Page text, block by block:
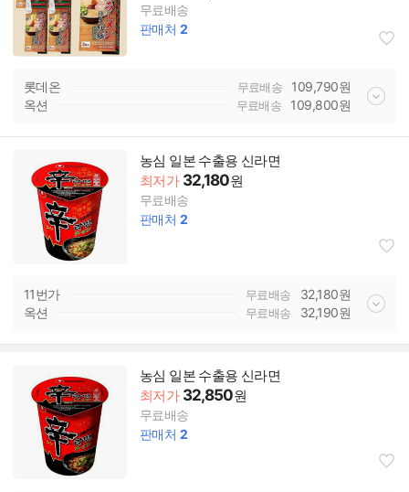
무료배송
판매처 2
롯데온 무료배송 109,790원
옥션
무료배송 109,800원
농심 일본 수출용 신라면
최저가 32,180원
무료배송
판매처 2
11번가 무료배송 32,180원
옥션
무료배송 32,190원
농심 일본 수출용 신라면
최저가 32,850원
무료배송
판매처 2